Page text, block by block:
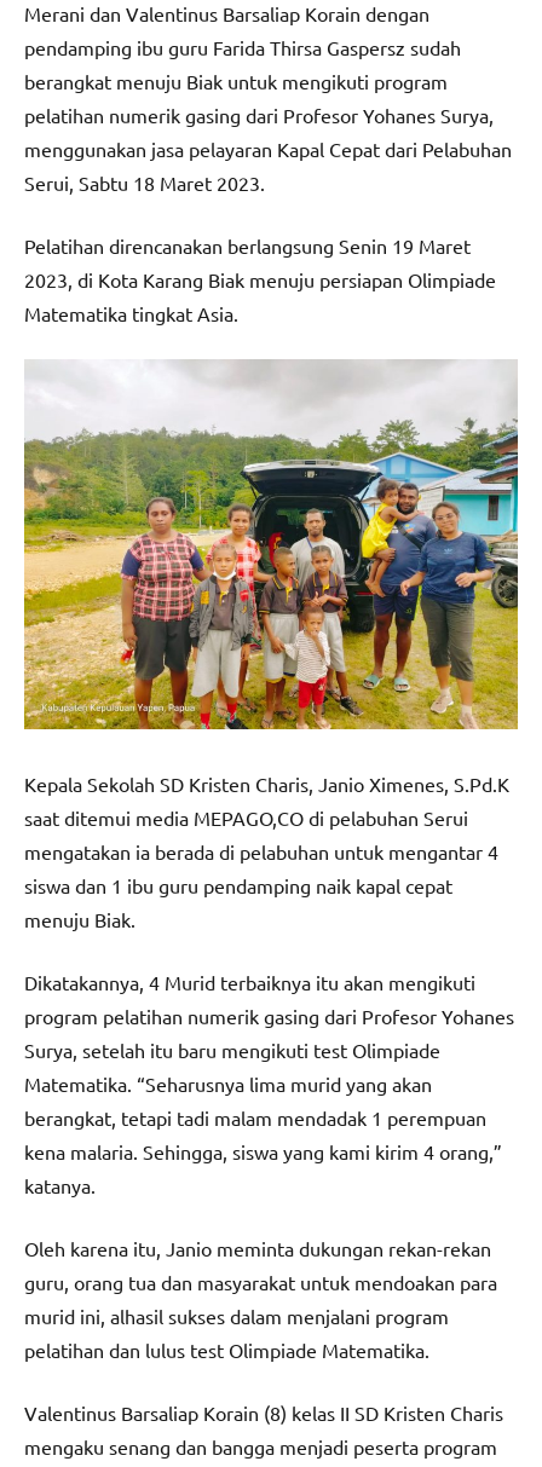
Merani dan Valentinus Barsaliap Korain dengan
pendamping ibu guru Farida Thirsa Gaspersz sudah
berangkat menuju Biak untuk mengikuti program
pelatihan numerik gasing dari Profesor Yohanes Surya,
menggunakan jasa pelayaran Kapal Cepat dari Pelabuhan
Serui, Sabtu 18 Maret 2023.
Pelatihan direncanakan berlangsung Senin 19 Maret
2023, di Kota Karang Biak menuju persiapan Olimpiade
Matematika tingkat Asia.
Kepala Sekolah SD Kristen Charis, Janio Ximenes, S.Pd.K
saat ditemui media MEPAGO,CO di pelabuhan Serui
mengatakan ia berada di pelabuhan untuk mengantar 4
siswa dan 1 ibu guru pendamping naik kapal cepat
menuju Biak.
Dikatakannya, 4 Murid terbaiknya itu akan mengikuti
program pelatihan numerik gasing dari Profesor Yohanes
Surya, setelah itu baru mengikuti test Olimpiade
Matematika. “Seharusnya lima murid yang akan
berangkat, tetapi tadi malam mendadak 1 perempuan
kena malaria. Sehingga, siswa yang kami kirim 4 orang,”
katanya.
Oleh karena itu, Janio meminta dukungan rekan-rekan
guru, orang tua dan masyarakat untuk mendoakan para
murid ini, alhasil sukses dalam menjalani program
pelatihan dan lulus test Olimpiade Matematika.
Valentinus Barsaliap Korain (8) kelas II SD Kristen Charis
mengaku senang dan bangga menjadi peserta program